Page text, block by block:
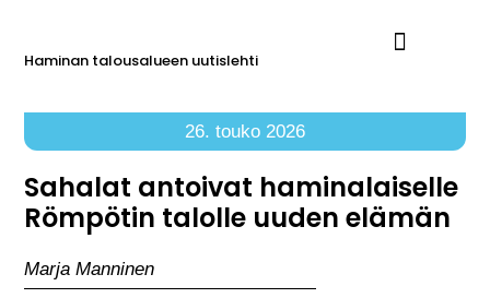
Haminan talousalueen uutislehti
26. touko 2026
Sahalat antoivat haminalaiselle
Römpötin talolle uuden elämän
Marja Manninen